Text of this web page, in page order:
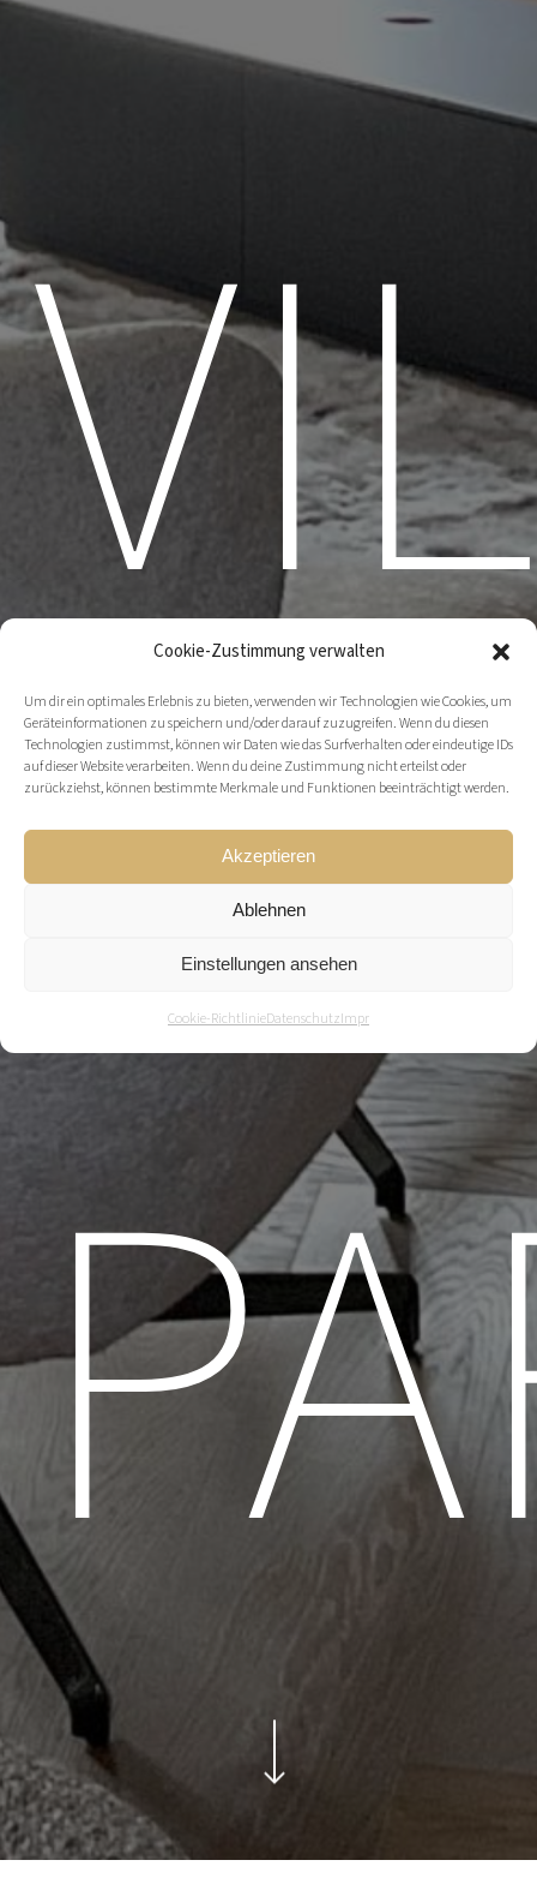
Cookie-Zustimmung verwalten
Um dir ein optimales Erlebnis zu bieten, verwenden wir Technologien wie Cookies, um
Geräteinformationen zu speichern und/oder darauf zuzugreifen. Wenn du diesen
Technologien zustimmst, können wir Daten wie das Surfverhalten oder eindeutige IDs
auf dieser Website verarbeiten. Wenn du deine Zustimmung nicht erteilst oder
zurückziehst, können bestimmte Merkmale und Funktionen beeinträchtigt werden.
Akzeptieren
Ablehnen
Einstellungen ansehen
Cookie-RichtlinieDatenschutzImpr